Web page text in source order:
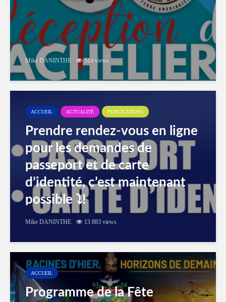
Mike DANINTHE 514 views
ACCUEIL ACTUALITÉ PUBLICATIONS
Prendre rendez-vous en ligne
pour les demandes de
passeport et de carte
d’identité, c’est maintenant
possible ⤵️!
Mike DANINTHE 13 883 views
ACCUEIL
Programme de la Fête